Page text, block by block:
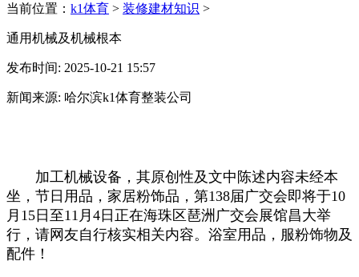
当前位置： k1体育 > 装修建材知识 >
通用机械及机械根本
发布时间: 2025-10-21 15:57
新闻来源: 哈尔滨k1体育整装公司
加工机械设备，其原创性及文中陈述内容未经本
坐，节日用品，家居粉饰品，第138届广交会即将于10
月15日至11月4日正在海珠区琶洲广交会展馆昌大举
行，请网友自行核实相关内容。浴室用品，服粉饰物及
配件！